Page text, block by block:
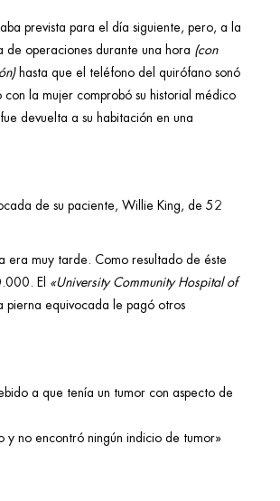
prevista para el día siguiente, pero, a la
de operaciones durante una hora (con
hasta que el teléfono del quirófano sonó
la mujer comprobó su historial médico
devuelta a su habitación en una
de su paciente, Willie King, de 52
era muy tarde. Como resultado de éste
El «University Community Hospital of
equivocada le pagó otros
a que tenía un tumor con aspecto de
y no encontró ningún indicio de tumor»